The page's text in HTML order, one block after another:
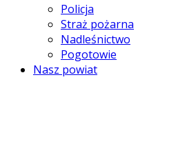
Policja
Straż pożarna
Nadleśnictwo
Pogotowie
Nasz powiat